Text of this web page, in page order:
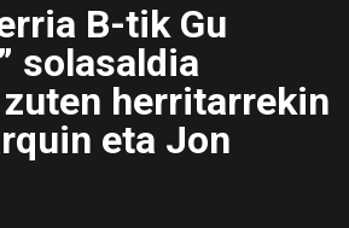
B-tik Gu
solasaldia
herritarrekin
eta Jon